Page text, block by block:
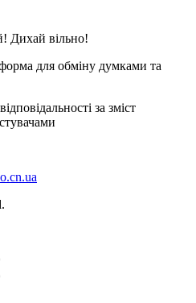
Дихай вільно!
для обміну думками та
за зміст